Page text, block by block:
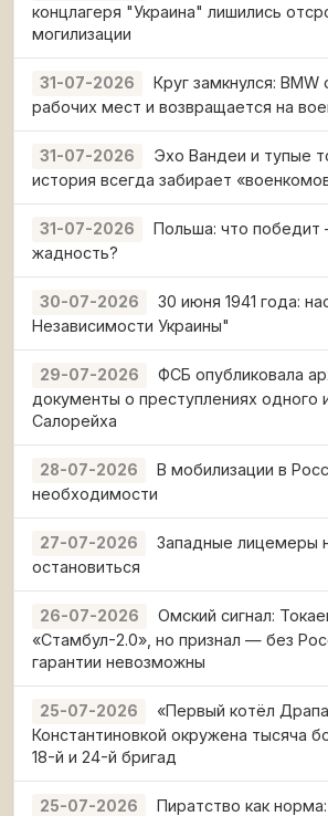
концлагеря "Украина" лишились
могилизации
31-07-2026
Круг замкнулся:
рабочих мест и возвращается на
31-07-2026
Эхо Вандеи и тупые
история всегда забирает
31-07-2026
Польша: что победит
жадность?
30-07-2026
30 июня 1941 года:
Независимости Украины"
29-07-2026
ФСБ опубликовала
документы о преступлениях одного
Салорейха
28-07-2026
В мобилизации в
необходимости
27-07-2026
Западные лицемеры
остановиться
26-07-2026
Омский сигнал:
«Стамбул-2.0», но признал — без
гарантии невозможны
25-07-2026
«Первый котёл
Константиновкой окружена тысяча
18-й и 24-й бригад
25-07-2026
Пиратство как